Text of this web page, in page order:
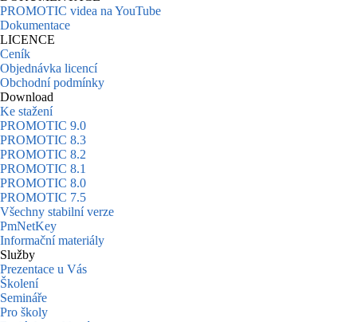
PROMOTIC videa na YouTube
Dokumentace
LICENCE
Ceník
Objednávka licencí
Obchodní podmínky
Download
Ke stažení
PROMOTIC 9.0
PROMOTIC 8.3
PROMOTIC 8.2
PROMOTIC 8.1
PROMOTIC 8.0
PROMOTIC 7.5
Všechny stabilní verze
PmNetKey
Informační materiály
Služby
Prezentace u Vás
Školení
Semináře
Pro školy